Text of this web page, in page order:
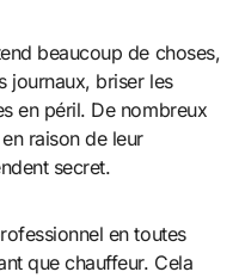
beaucoup de choses,
journaux, briser les
en péril. De nombreux
raison de leur
secret.
en toutes
que chauffeur. Cela